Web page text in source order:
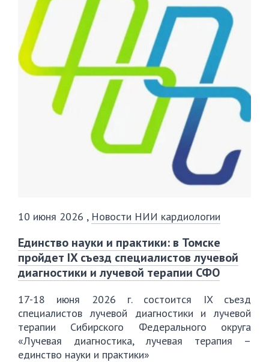
10 июня 2026 , Новости НИИ кардиологии
Единство науки и практики: в Томске
пройдет IX съезд специалистов лучевой
диагностики и лучевой терапии СФО
17-18 июня 2026 г. состоится IX съезд
специалистов лучевой диагностики и лучевой
терапии Сибирского Федерального округа
«Лучевая диагностика, лучевая терапия –
единство науки и практики»